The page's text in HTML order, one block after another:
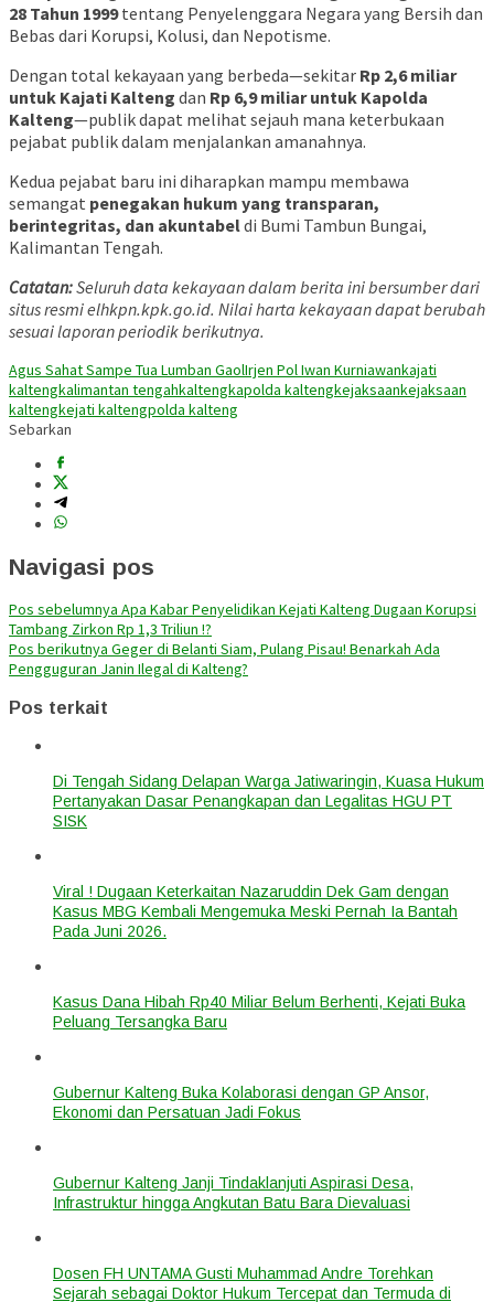
28 Tahun 1999tentang Penyelenggara Negara yang Bersih dan
Bebas dari Korupsi, Kolusi, dan Nepotisme.
Dengan total kekayaan yang berbeda—sekitar Rp 2,6 miliar
untuk Kajati Kalteng dan Rp 6,9 miliar untuk Kapolda
Kalteng—publik dapat melihat sejauh mana keterbukaan
pejabat publik dalam menjalankan amanahnya.
Kedua pejabat baru ini diharapkan mampu membawa
semangat penegakan hukum yang transparan,
berintegritas, dan akuntabeldi Bumi Tambun Bungai,
Kalimantan Tengah.
Catatan:Seluruh data kekayaan dalam berita ini bersumber dari
situs resmi elhkpn.kpk.go.id. Nilai harta kekayaan dapat berubah
sesuai laporan periodik berikutnya.
Agus Sahat Sampe Tua Lumban GaolIrjen Pol Iwan Kurniawankajati
kaltengkalimantan tengahkaltengkapolda kaltengkejaksaankejaksaan
kaltengkejati kaltengpolda kalteng
Sebarkan
Navigasi pos
Pos sebelumnya Apa Kabar Penyelidikan Kejati Kalteng Dugaan Korupsi
Tambang Zirkon Rp 1,3 Triliun !?
Pos berikutnya Geger di Belanti Siam, Pulang Pisau! Benarkah Ada
Pengguguran Janin Ilegal di Kalteng?
Pos terkait
Di Tengah Sidang Delapan Warga Jatiwaringin, Kuasa Hukum
Pertanyakan Dasar Penangkapan dan Legalitas HGU PT
SISK
Viral ! Dugaan Keterkaitan Nazaruddin Dek Gam dengan
Kasus MBG Kembali Mengemuka Meski Pernah Ia Bantah
Pada Juni 2026.
Kasus Dana Hibah Rp40 Miliar Belum Berhenti, Kejati Buka
Peluang Tersangka Baru
Gubernur Kalteng Buka Kolaborasi dengan GP Ansor,
Ekonomi dan Persatuan Jadi Fokus
Gubernur Kalteng Janji Tindaklanjuti Aspirasi Desa,
Infrastruktur hingga Angkutan Batu Bara Dievaluasi
Dosen FH UNTAMA Gusti Muhammad Andre Torehkan
Sejarah sebagai Doktor Hukum Tercepat dan Termuda di